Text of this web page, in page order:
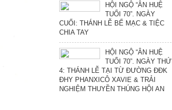
HỘI NGỘ “ÂN HUỆ
TUỔI 70”. NGÀY
CUỐI: THÁNH LỄ BẾ MẠC & TIỆC
CHIA TAY
HỘI NGỘ “ÂN HUỆ
TUỔI 70”. NGÀY THỨ
4: THÁNH LỄ TẠI TỪ ĐƯỜNG ĐĐK
ĐHY PHANXICÔ XAVIE & TRẢI
NGHIỆM THUYỀN THÚNG HỘI AN